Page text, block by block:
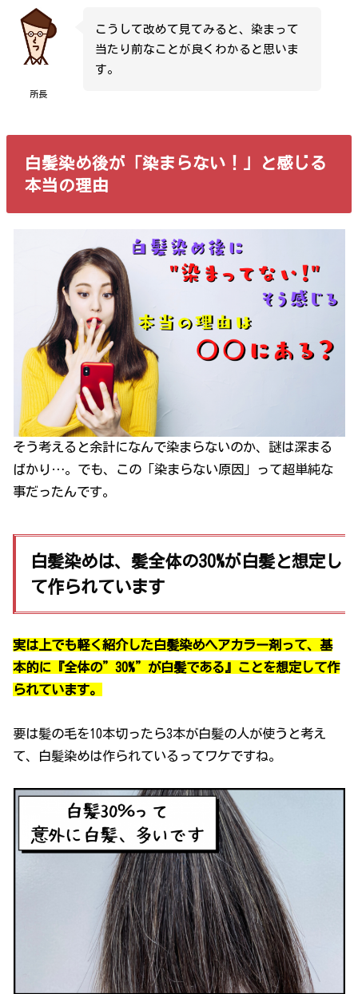
所長
こうして改めて見てみると、染まって
当たり前なことが良くわかると思いま
す。
白髪染め後が「染まらない！」と感じる
本当の理由
そう考えると余計になんで染まらないのか、謎は深まる
ばかり…。でも、この「染まらない原因」って超単純な
事だったんです。
白髪染めは、髪全体の30%が白髪と想定し
て作られています
実は上でも軽く紹介した白髪染めヘアカラー剤って、基
本的に『全体の”30%”が白髪である』ことを想定して作
られています。
要は髪の毛を10本切ったら3本が白髪の人が使うと考え
て、白髪染めは作られているってワケですね。